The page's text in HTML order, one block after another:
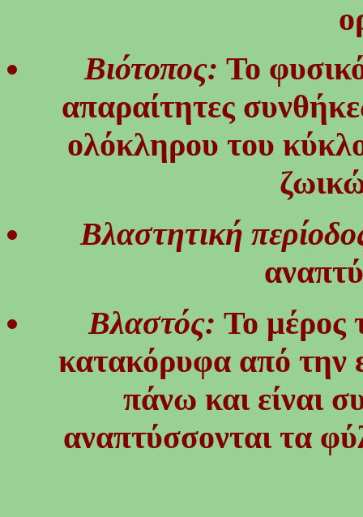
Βιότοπος: Το
απαραίτητες
ολόκληρου του
Βλαστητική
Βλαστός:Το μέρος
κατακόρυφα από την
πάνω και είναι
αναπτύσσονται τα